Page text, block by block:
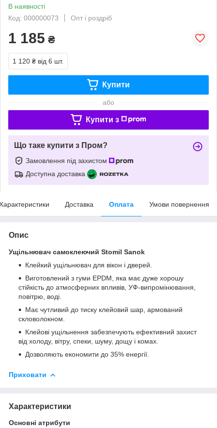
В наявності
Код: 000000073
Опт і роздріб
1 185 ₴
1 120 ₴ від 6 шт.
Купити
або
Купити з
Що таке купити з Пром?
Замовлення під захистом
Доступна доставка
Доставка Оплата Умови повернення
Опис
Ущільнювач самоклеючий Stomil Sanok
Клейкий ущільнювач для вікон і дверей.
Виготовлений з гуми EPDM, яка має дуже хорошу
стійкість до атмосферних впливів, УФ-випромінювання,
повітрю, воді.
Має чутливий до тиску клейовий шар, армований
скловолокном.
Клейові ущільнення забезпечують ефективний захист
від холоду, вітру, спеки, шуму, дощу і комах.
Дозволяють економити до 35% енергії.
Приховати
Характеристики
Основні атрибути